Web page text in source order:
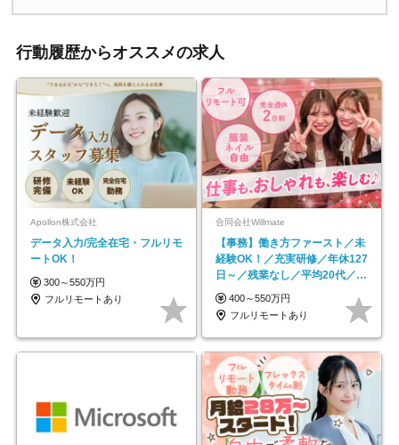
行動履歴からオススメの求人
Apollon株式会社
データ入力/完全在宅・フルリモ
ートOK！
300～550万円
フルリモートあり
合同会社Willmate
【事務】働き方ファースト／未
経験OK！／充実研修／年休127
日～／残業なし／平均20代／リ
モートOK
400～550万円
フルリモートあり